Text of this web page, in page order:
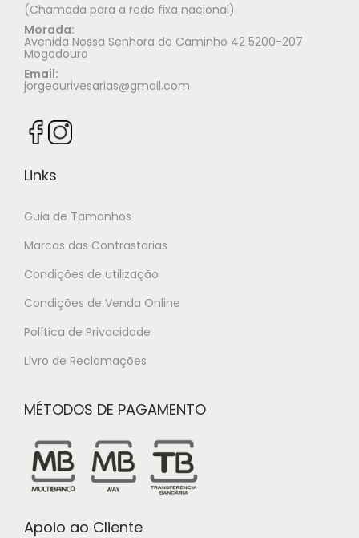
(Chamada para a rede fixa nacional)
Morada:
Avenida Nossa Senhora do Caminho 42 5200-207
Mogadouro
Email:
jorgeourivesarias@gmail.com
Links
Guia de Tamanhos
Marcas das Contrastarias
Condições de utilização
Condições de Venda Online
Política de Privacidade
Livro de Reclamações
MÉTODOS DE PAGAMENTO
Apoio ao Cliente